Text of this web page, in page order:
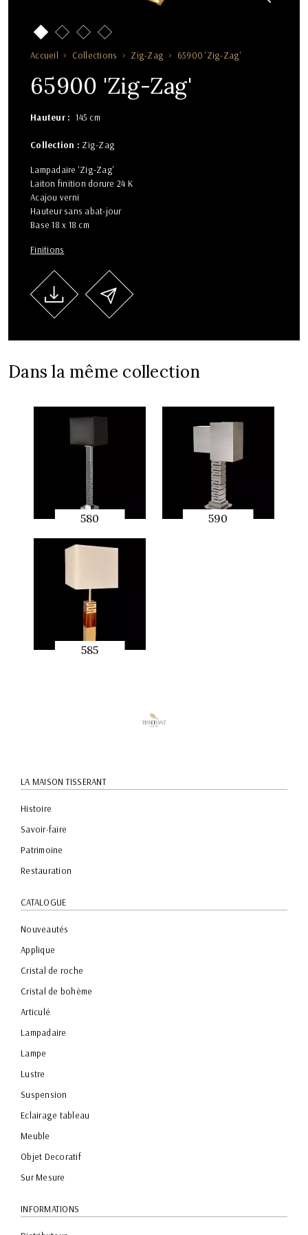
Accueil Collections Zig-Zag 65900 'Zig-Zag'
65900 'Zig-Zag'
Hauteur 145 cm
Collection : Zig-Zag
Lampadaire 'Zig-Zag'
Laiton finition dorure 24 K
Acajou verni
Hauteur sans abat-jour
Base 18 x 18 cm
Finitions
Dans la même collection
580
APERÇU
590
585
LA MAISON TISSERANT
Histoire
Savoir-faire
Patrimoine
Restauration
CATALOGUE
Nouveautés
Applique
Cristal de roche
Cristal de bohème
Articulé
Lampadaire
Lampe
Lustre
Suspension
Eclairage tableau
Meuble
Objet Decoratif
Sur Mesure
INFORMATIONS